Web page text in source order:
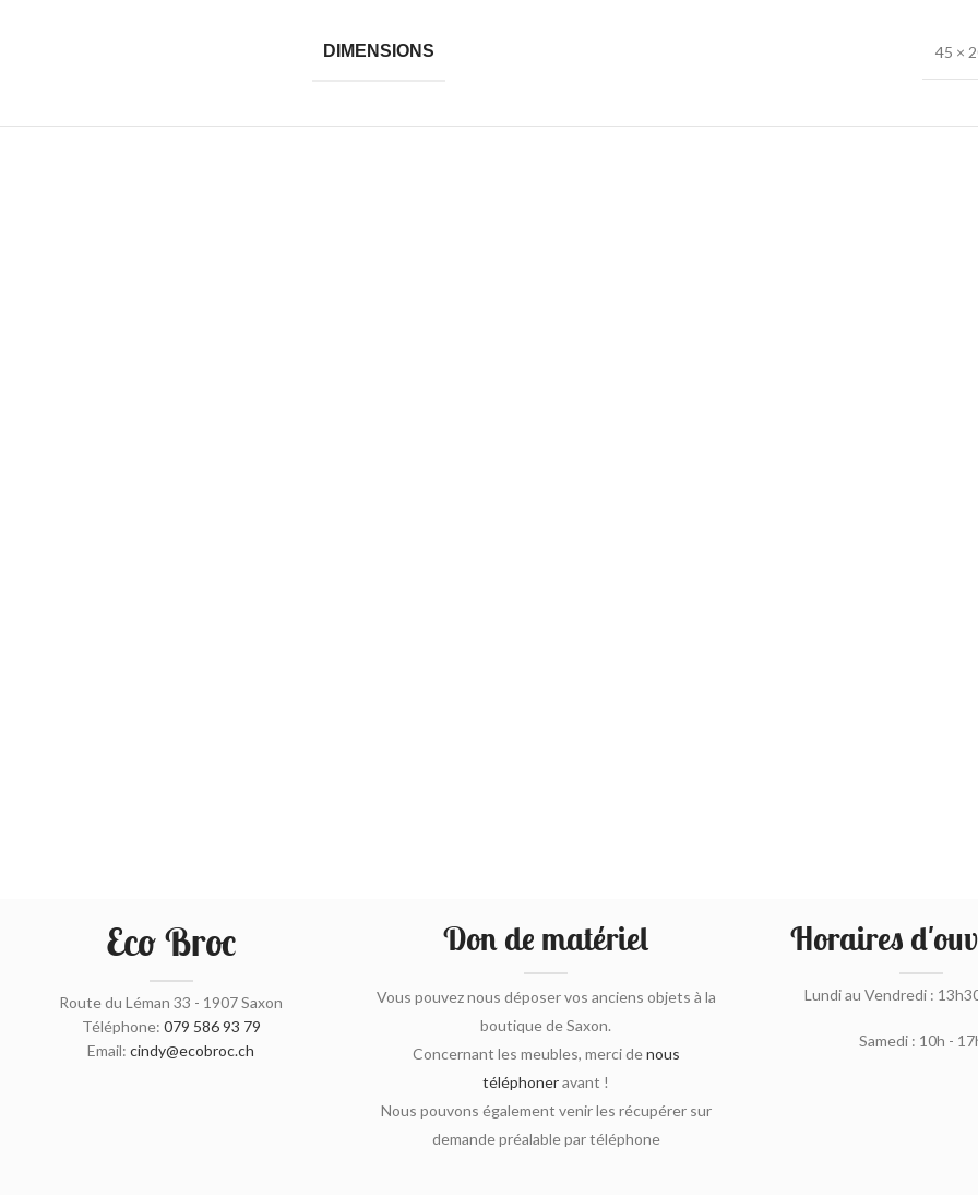
DIMENSIONS 45 ×
Eco Broc
Route du Léman 33 - 1907 Saxon
Téléphone: 079 586 93 79
Email:cindy@ecobroc.ch
Don de matériel
Vous pouvez nous déposer vos anciens objets à la
boutique de Saxon.
Concernant les meubles, merci denous
téléphoneravant !
Nous pouvons également venir les récupérer sur
demande préalable par téléphone
Horaires
Lundi au Vendredi :
Samedi : 10h -